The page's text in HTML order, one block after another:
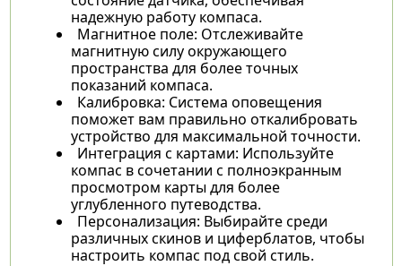
надежную работу компаса.
Магнитное поле: Отслеживайте
магнитную силу окружающего
пространства для более точных
показаний компаса.
Калибровка: Система оповещения
поможет вам правильно откалибровать
устройство для максимальной точности.
Интеграция с картами: Используйте
компас в сочетании с полноэкранным
просмотром карты для более
углубленного путеводства.
Персонализация: Выбирайте среди
различных скинов и циферблатов, чтобы
настроить компас под свой стиль.